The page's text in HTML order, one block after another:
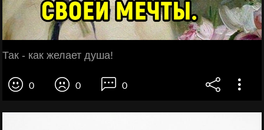
Так - как желает душа!
0 0 0